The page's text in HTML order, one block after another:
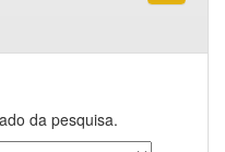
da pesquisa.